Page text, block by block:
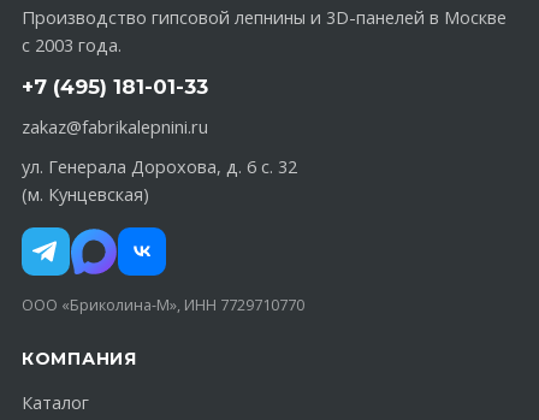
Производство гипсовой лепнины и 3D-панелей в Москве
с 2003 года.
+7 (495) 181-01-33
zakaz@fabrikalepnini.ru
ул. Генерала Дорохова, д. 6 с. 32
(м. Кунцевская)
ООО «Бриколина-М», ИНН 7729710770
КОМПАНИЯ
Каталог